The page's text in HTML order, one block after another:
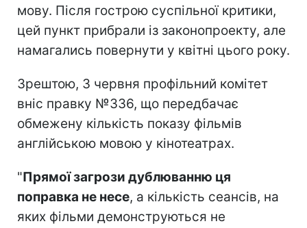
мову. Після гострою суспільної критики,
цей пункт прибрали із законопроекту, але
намагались повернути у квітні цього року.
Зрештою, 3 червня профільний комітет
вніс правку №336, що передбачає
обмежену кількість показу фільмів
англійською мовою у кінотеатрах.
"Прямої загрози дублюванню ця
поправка не несе, а кількість сеансів, на
яких фільми демонструються не